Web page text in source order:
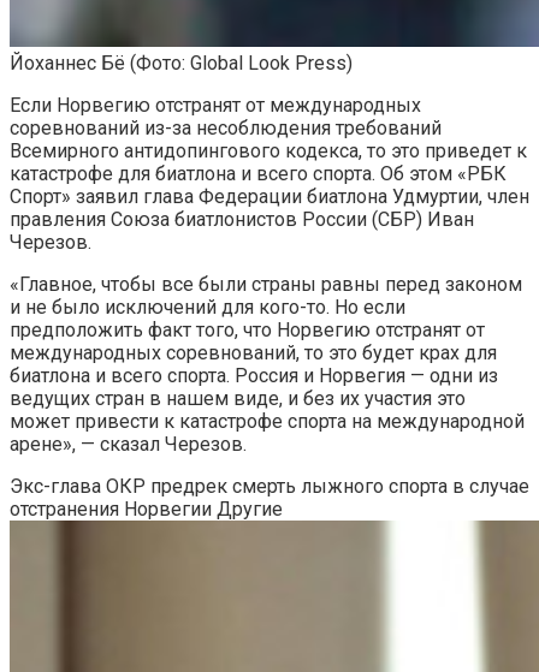
Йоханнес Бё (Фото: Global Look Press)
Если Норвегию отстранят от международных
соревнований из-за несоблюдения требований
Всемирного антидопингового кодекса, то это приведет к
катастрофе для биатлона и всего спорта. Об этом «РБК
Спорт» заявил глава Федерации биатлона Удмуртии, член
правления Союза биатлонистов России (СБР) Иван
Черезов.
«Главное, чтобы все были страны равны перед законом
и не было исключений для кого-то. Но если
предположить факт того, что Норвегию отстранят от
международных соревнований, то это будет крах для
биатлона и всего спорта. Россия и Норвегия — одни из
ведущих стран в нашем виде, и без их участия это
может привести к катастрофе спорта на международной
арене», — сказал Черезов.
Экс-глава ОКР предрек смерть лыжного спорта в случае
отстранения Норвегии Другие